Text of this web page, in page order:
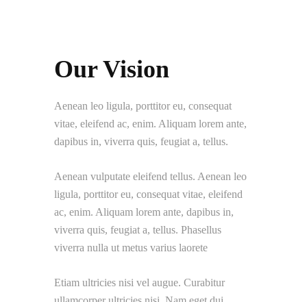
Our Vision
Aenean leo ligula, porttitor eu, consequat
vitae, eleifend ac, enim. Aliquam lorem ante,
dapibus in, viverra quis, feugiat a, tellus.
Aenean vulputate eleifend tellus. Aenean leo
ligula, porttitor eu, consequat vitae, eleifend
ac, enim. Aliquam lorem ante, dapibus in,
viverra quis, feugiat a, tellus. Phasellus
viverra nulla ut metus varius laorete
Etiam ultricies nisi vel augue. Curabitur